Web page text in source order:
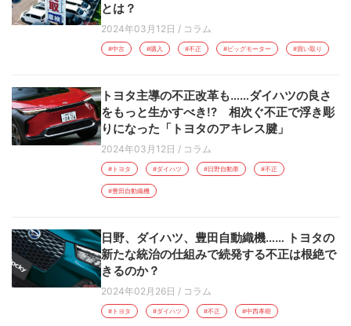
とは？
2024年03月12日 / コラム
#中古 #購入 #不正 #ビッグモーター #買い取り
トヨタ主導の不正改革も……ダイハツの良さ
をもっと生かすべき!? 相次ぐ不正で浮き彫
りになった「トヨタのアキレス腱」
2024年03月12日 / コラム
#トヨタ #ダイハツ #日野自動車 #不正
#豊田自動織機
日野、ダイハツ、豊田自動織機…… トヨタの
新たな統治の仕組みで続発する不正は根絶で
きるのか？
2024年02月26日 / コラム
#トヨタ #ダイハツ #不正 #中西孝樹